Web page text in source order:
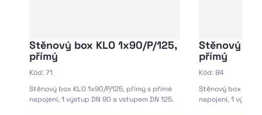
Stěnový box KLO 1x90/P/125,
přímý
Kód: 71
Stěnový box KLO 1x90/P/125, přímý s přímé
napojení, 1 výstup DN 90 a vstupem DN 125.
Stěnový
přímý
Kód: 84
Stěnový box KLO
napojení, 1 výstup